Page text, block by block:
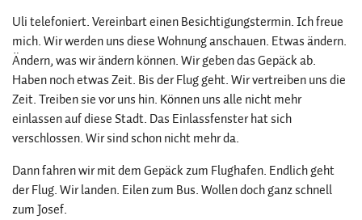
Uli telefoniert. Vereinbart einen Besichtigungstermin. Ich freue
mich. Wir werden uns diese Wohnung anschauen. Etwas ändern.
Ändern, was wir ändern können. Wir geben das Gepäck ab.
Haben noch etwas Zeit. Bis der Flug geht. Wir vertreiben uns die
Zeit. Treiben sie vor uns hin. Können uns alle nicht mehr
einlassen auf diese Stadt. Das Einlassfenster hat sich
verschlossen. Wir sind schon nicht mehr da.
Dann fahren wir mit dem Gepäck zum Flughafen. Endlich geht
der Flug. Wir landen. Eilen zum Bus. Wollen doch ganz schnell
zum Josef.